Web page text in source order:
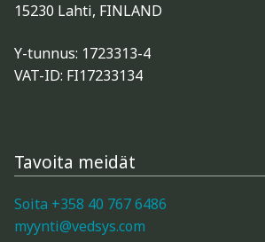
loggerit
Gann: kosteudenmittarit
liimapuurakenteille, ikkuna-
Logca Atso: LOG Moisture
15230 Lahti, FINLAND
Y-tunnus: 1723313-4
VAT-ID: FI17233134
Tavoita meidät
Soita +358 40 767 6486
myynti@vedsys.com